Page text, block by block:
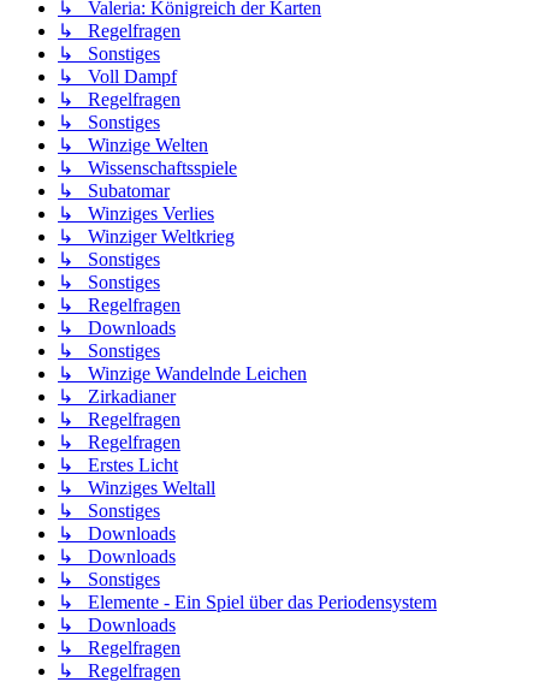
↳ Valeria: Königreich der Karten
↳ Regelfragen
↳ Sonstiges
↳ Voll Dampf
↳ Regelfragen
↳ Sonstiges
↳ Winzige Welten
↳ Wissenschaftsspiele
↳ Subatomar
↳ Winziges Verlies
↳ Winziger Weltkrieg
↳ Sonstiges
↳ Sonstiges
↳ Regelfragen
↳ Downloads
↳ Sonstiges
↳ Winzige Wandelnde Leichen
↳ Zirkadianer
↳ Regelfragen
↳ Regelfragen
↳ Erstes Licht
↳ Winziges Weltall
↳ Sonstiges
↳ Downloads
↳ Downloads
↳ Sonstiges
↳ Elemente - Ein Spiel über das Periodensystem
↳ Downloads
↳ Regelfragen
↳ Regelfragen